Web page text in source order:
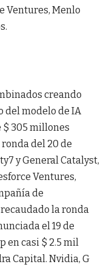
Ventures, Menlo
creando
del modelo de IA
$ 305 millones
del 20 de
y General Catalyst,
Ventures,
de
la ronda
el 19 de
en casi $ 2.5 mil
Capital. Nvidia, G